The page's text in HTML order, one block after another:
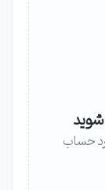
شوید
حساب